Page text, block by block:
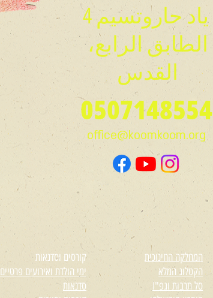
ياد حاروتسيم 4
الطابق الرابع،
القدس
0507148554
office@koomkoom.org
קורסים וסדנאות
ימי הולדת ואירועים פרטיים
סדנאות
המחלקה החינוכית
הקטלוג המלא
סל תרבות וגפ"I